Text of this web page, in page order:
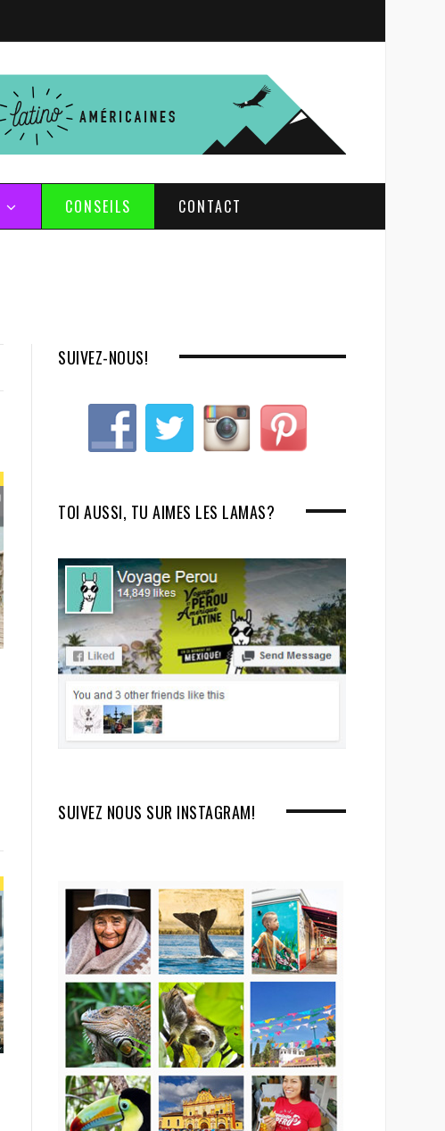
c
CONSEILS CONTACT
SUIVEZ-NOUS!
TOI AUSSI, TU AIMES LES LAMAS?
SUIVEZ NOUS SUR INSTAGRAM!